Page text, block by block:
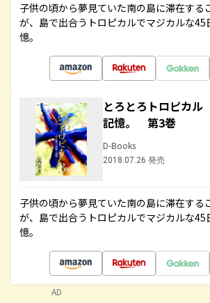
子供の頃から夢見ていた南の島に滞在する
が、島で出合うトロピカルでマジカルな45
憶。
とろとろトロピカ
記憶。 第3巻
D-Books
2018.07.26 発売
子供の頃から夢見ていた南の島に滞在する
が、島で出合うトロピカルでマジカルな45
憶。
AD